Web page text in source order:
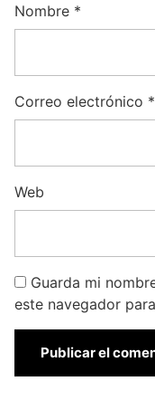
Nombre *
Correo electrónico *
Web
Guarda mi
este navegador